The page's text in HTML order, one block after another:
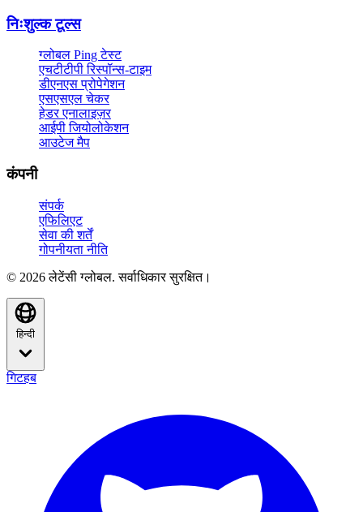
निःशुल्क टूल्स
ग्लोबल Ping टेस्ट
एचटीटीपी रिस्पॉन्स-टाइम
डीएनएस प्रोपेगेशन
एसएसएल चेकर
हेडर एनालाइज़र
आईपी जियोलोकेशन
आउटेज मैप
कंपनी
संपर्क
एफिलिएट
सेवा की शर्तें
गोपनीयता नीति
© 2026 लेटेंसी ग्लोबल. सर्वाधिकार सुरक्षित।
हिन्दी
गिटहब